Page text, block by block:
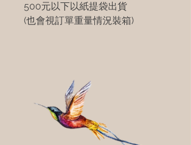
500元以下以紙提袋出貨
(也會視訂單重量情況裝箱)